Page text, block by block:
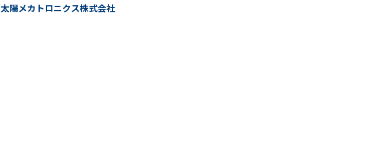
太陽メカトロニクス株式会社